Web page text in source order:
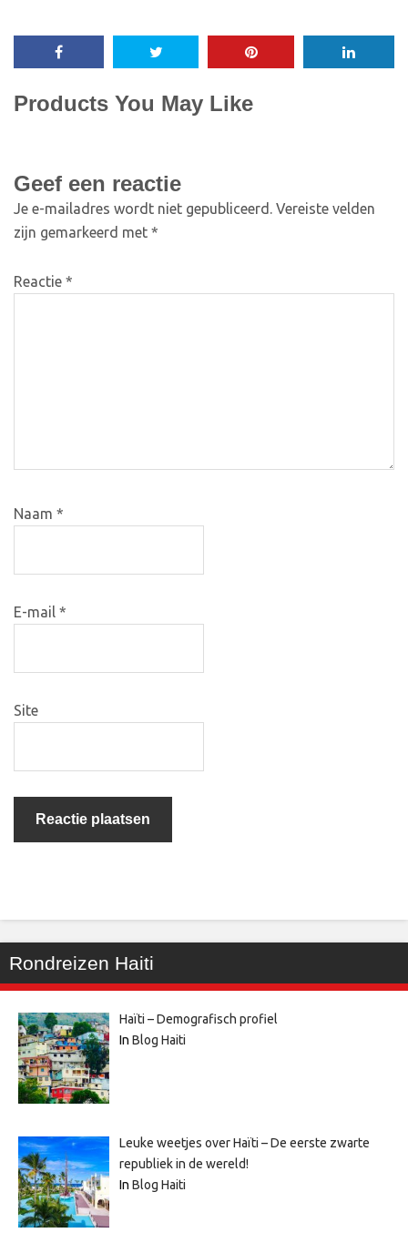
Products You May Like
Geef een reactie
Je e-mailadres wordt niet gepubliceerd. Vereiste velden
zijn gemarkeerd met *
Reactie *
Naam *
E-mail *
Site
Rondreizen Haiti
Haïti – Demografisch profiel
In Blog Haiti
Leuke weetjes over Haïti – De eerste zwarte
republiek in de wereld!
In Blog Haiti